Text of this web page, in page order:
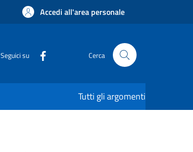
Accedi all'area personale
Seguici su Cerca
Tutti gli argomenti